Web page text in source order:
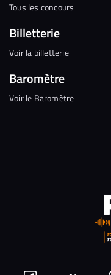
Tous les concours
Billetterie
Voir la billetterie
Baromètre
Voir le Baromètre